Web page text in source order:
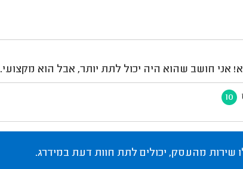
אני חושב שהוא היה יכול לתת יותר, אבל הוא מקצועי.
10
שירות מהעסק, יכולים לתת חוות דעת במידרג.